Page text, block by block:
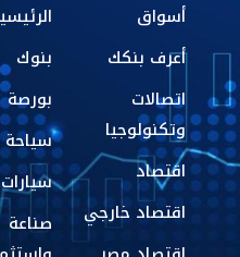
أسواق
أعرف بنكك
اتصالات
وتكنولوجيا
اقتصاد
اقتصاد خارجي
بنوك
بورصة
سياحة
صناعة